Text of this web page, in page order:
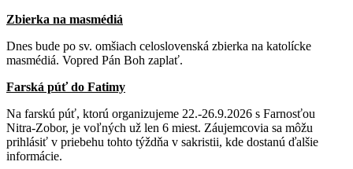
Zbierka na masmédiá
Dnes bude po sv. omšiach celoslovenská zbierka na katolícke
masmédiá. Vopred Pán Boh zaplať.
Farská púť do Fatimy
Na farskú púť, ktorú organizujeme 22.-26.9.2026 s Farnosťou
Nitra-Zobor, je voľných už len 6 miest. Záujemcovia sa môžu
prihlásiť v priebehu tohto týždňa v sakristii, kde dostanú ďalšie
informácie.